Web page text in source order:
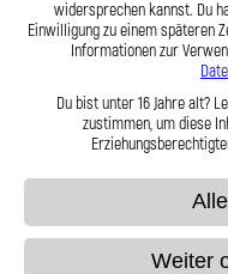
(+49)7666 -
+49 152 25840066
Technische Informationen
widersprechen kannst. Du
Einwilligung zu einem späteren
Informationen zur
Du bist unter 16 Jahre alt?
zustimmen, um diese
Weiter